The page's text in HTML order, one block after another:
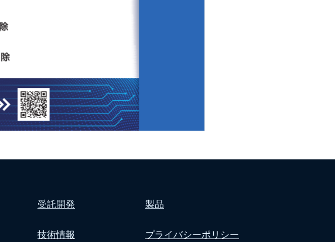
受託開発 製品
技術情報 プライバシーポリシー